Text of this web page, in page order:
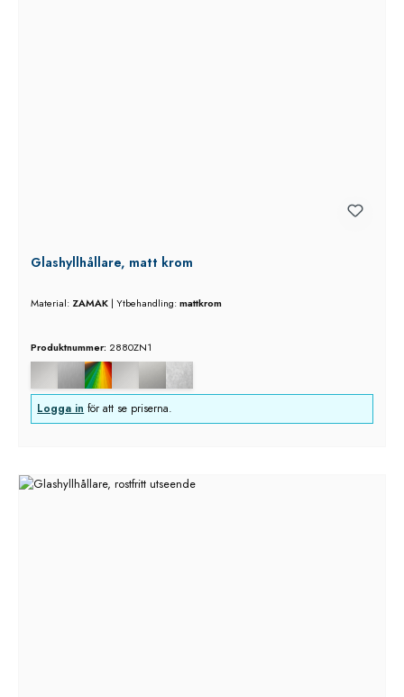
Glashyllhållare, matt krom
Material:ZAMAK | Ytbehandling:mattkrom
Produktnummer: 2880ZN1
Logga in för att se priserna.